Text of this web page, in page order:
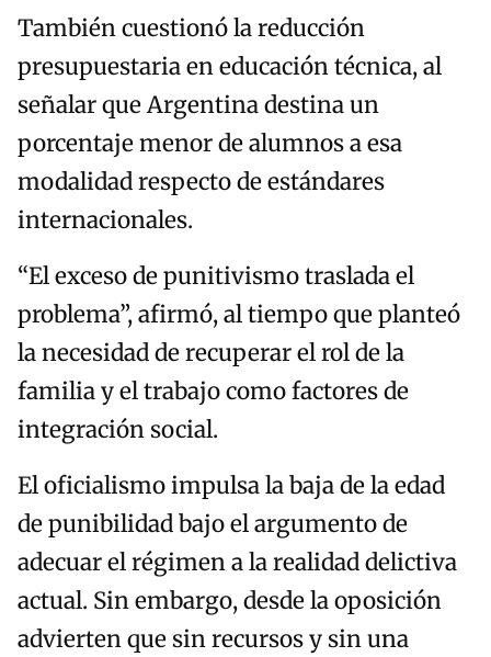
También cuestionó la reducción
presupuestaria en educación técnica, al
señalar que Argentina destina un
porcentaje menor de alumnos a esa
modalidad respecto de estándares
internacionales.
“El exceso de punitivismo traslada el
problema”, afirmó, al tiempo que planteó
la necesidad de recuperar el rol de la
familia y el trabajo como factores de
integración social.
El oficialismo impulsa la baja de la edad
de punibilidad bajo el argumento de
adecuar el régimen a la realidad delictiva
actual. Sin embargo, desde la oposición
advierten que sin recursos y sin una